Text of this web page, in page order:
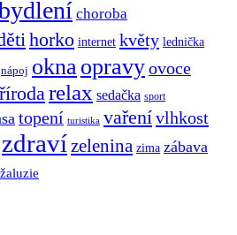
choroba
horko internet květy lednička
nápoj oknaopravyovoce
relax sedačka sport
topení turistika vařenívlhkost
zdravízelenina zima zábava
žaluzie